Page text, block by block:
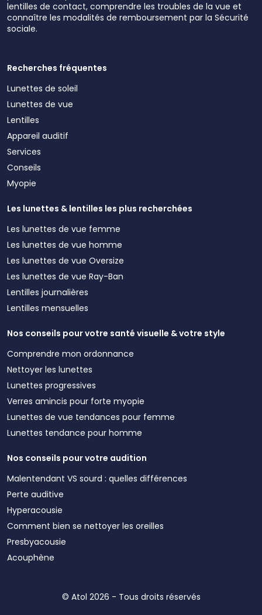
lentilles de contact, comprendre les troubles de la vue et
connaître les modalités de remboursement par la Sécurité
sociale.
Recherches fréquentes
Lunettes de soleil
Lunettes de vue
Lentilles
Appareil auditif
Services
Conseils
Myopie
Les lunettes & lentilles les plus recherchées
Les lunettes de vue femme
Les lunettes de vue homme
Les lunettes de vue Oversize
Les lunettes de vue Ray-Ban
Lentilles journalières
Lentilles mensuelles
Nos conseils pour votre santé visuelle & votre style
Comprendre mon ordonnance
Nettoyer les lunettes
Lunettes progressives
Verres amincis pour forte myopie
Lunettes de vue tendances pour femme
Lunettes tendance pour homme
Nos conseils pour votre audition
Malentendant VS sourd : quelles différences
Perte auditive
Hyperacousie
Comment bien se nettoyer les oreilles
Presbyacousie
Acouphène
© Atol 2026 - Tous droits réservés